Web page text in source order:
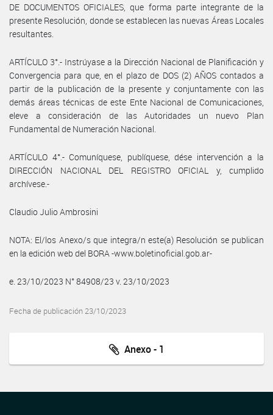
DE DOCUMENTOS OFICIALES, que forma parte integrante de la
presente Resolución, donde se establecen las nuevas Áreas Locales
resultantes.
ARTÍCULO 3°.- Instrúyase a la Dirección Nacional de Planificación y
Convergencia para que, en el plazo de DOS (2) AÑOS contados a
partir de la publicación de la presente y conjuntamente con las
demás áreas técnicas de este Ente Nacional de Comunicaciones,
eleve a consideración de las Autoridades un nuevo Plan
Fundamental de Numeración Nacional.
ARTÍCULO 4°.- Comuníquese, publíquese, dése intervención a la
DIRECCIÓN NACIONAL DEL REGISTRO OFICIAL y, cumplido
archívese.-
Claudio Julio Ambrosini
NOTA: El/los Anexo/s que integra/n este(a) Resolución se publican
en la edición web del BORA -www.boletinoficial.gob.ar-
e. 23/10/2023 N° 84908/23 v. 23/10/2023
Fecha de publicación 23/10/2023
Anexo - 1